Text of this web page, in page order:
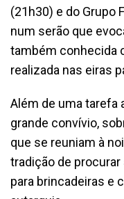
(21h30) e do Grupo
num serão que
também conhecida
realizada nas eiras
Além de uma tarefa
grande convívio,
que se reuniam à
tradição de
para brincadeiras e